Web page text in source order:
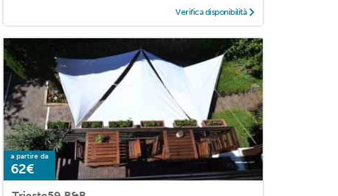
Verifica disponibilità
a partire da
62€